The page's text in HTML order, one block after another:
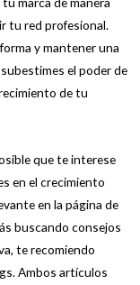
tu red profesional.
y mantener una
el poder de
de tu
que te interese
en el crecimiento
en la página de
buscando consejos
te recomiendo
Ambos artículos